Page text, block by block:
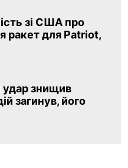
зі США про
ракет для Patriot,
удар знищив
загинув, його